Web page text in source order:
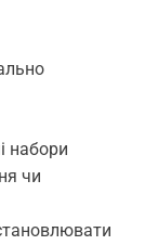
набори
чи